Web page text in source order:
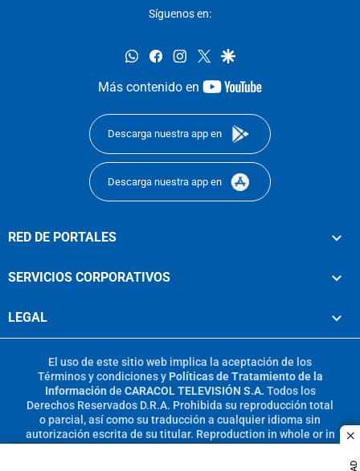
Síguenos en:
whatsappfacebookinstagram
twittergoogle
Más contenido en
youtube-
Descarga nuestra app en
Descarga nuestra app en
RED DE PORTALES
SERVICIOS CORPORATIVOS
LEGAL
El uso de este sitio web implica la aceptación de los
Términos y condicionesy Políticas de Tratamiento de la
Información de CARACOL TELEVISIÓN S.A. Todos los
Derechos Reservados D.R.A. Prohibida su reproducción total
o parcial, así como su traducción a cualquier idioma sin
autorización escrita de su titular. Reproduction in whole or in